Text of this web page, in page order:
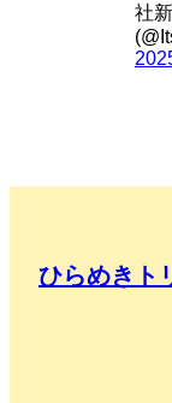
社
ひらめきト